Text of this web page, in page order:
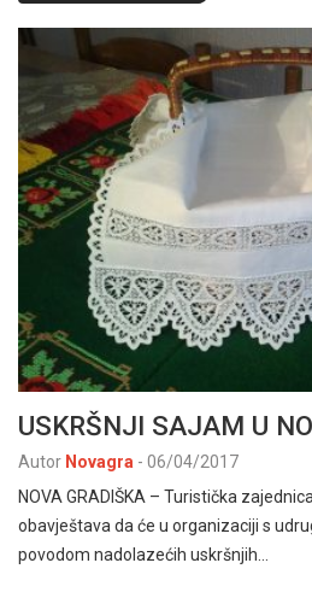
USKRŠNJI SAJAM U
Autor Novagra - 06/04/2017
NOVA GRADIŠKA – Turistička
obavještava da će u organizaciji s
povodom nadolazećih uskršnjih…